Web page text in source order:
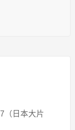
（日本大片